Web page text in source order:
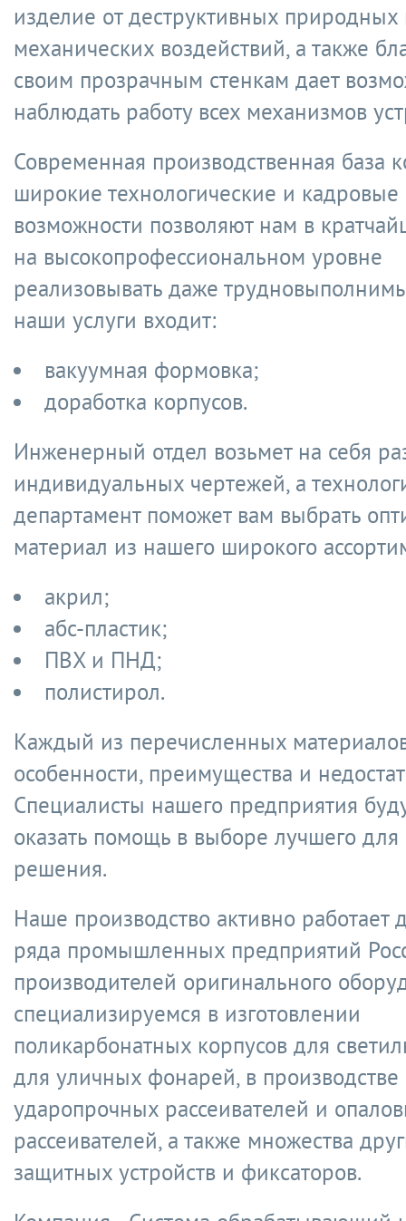
изделие от деструктивных природных
механических воздействий, а также
своим прозрачным стенкам дает
наблюдать работу всех механизмов
Современная производственная база
широкие технологические и кадровые
возможности позволяют нам в
на высокопрофессиональном уровне
реализовывать даже
наши услуги входит:
вакуумная формовка;
доработка корпусов.
Инженерный отдел возьмет на себя
индивидуальных чертежей, а
департамент поможет вам выбрать
материал из нашего широкого
акрил;
абс-пластик;
ПВХ и ПНД;
полистирол.
Каждый из перечисленных
особенности, преимущества и
Специалисты нашего предприятия
оказать помощь в выборе лучшего для
решения.
Наше производство активно работает
ряда промышленных предприятий
производителей оригинального
специализируемся в изготовлении
поликарбонатных корпусов для
для уличных фонарей, в производстве
ударопрочных рассеивателей и
рассеивателей, а также множества
защитных устройств и фиксаторов.